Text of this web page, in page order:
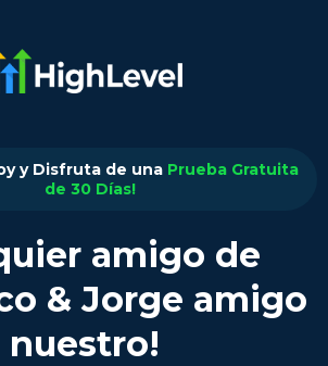
y Disfruta de una Prueba Gratuita
de 30 Días!
amigo de
& Jorge amigo
nuestro!